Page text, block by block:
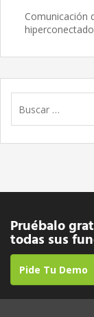
Comunicación
Pruébalo
todas sus
Pide Tu Demo